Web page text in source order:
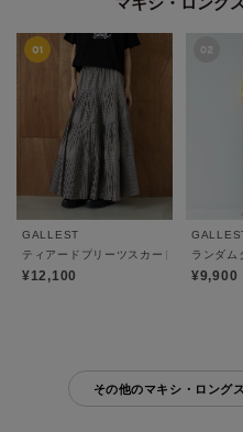
GALLEST
ティアードプリーツスカート
¥12,100
ランダム
¥9,900
その他のマキシ・ロング